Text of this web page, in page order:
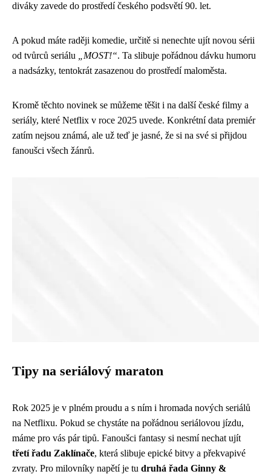
diváky zavede do prostředí českého podsvětí 90. let.
A pokud máte raději komedie, určitě si nenechte ujít novou sérii
od tvůrců seriálu
„MOST!“. Ta slibuje pořádnou dávku humoru
a nadsázky, tentokrát zasazenou do prostředí maloměsta.
Kromě těchto novinek se můžeme těšit i na další české filmy a
seriály, které Netflix v roce 2025 uvede. Konkrétní data premiér
zatím nejsou známá, ale už teď je jasné, že si na své si přijdou
fanoušci všech žánrů.
Tipy na seriálový maraton
Rok 2025 je v plném proudu a s ním i hromada nových seriálů
na Netflixu. Pokud se chystáte na pořádnou seriálovou jízdu,
máme pro vás pár tipů. Fanoušci fantasy si nesmí nechat ujít
třetí řadu Zaklínače, která slibuje epické bitvy a překvapivé
zvraty. Pro milovníky napětí je tu druhá řada Ginny &